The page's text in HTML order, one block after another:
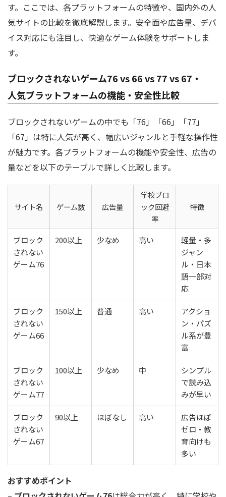
す。ここでは、各プラットフォームの特徴や、国内外の人
気サイトの比較を徹底解説します。安全面や広告量、デバ
イス対応にも注目し、快適なゲーム体験をサポートしま
す。
ブロックされないゲーム76 vs 66 vs 77 vs 67・
人気プラットフォームの機能・安全性比較
ブロックされないゲームの中でも「76」「66」「77」
「67」は特に人気が高く、幅広いジャンルと手軽な操作性
が魅力です。各プラットフォームの機能や安全性、広告の
量などを以下のテーブルで詳しく比較します。
サイト名 ゲーム数 広告量
学校ブロ
ック回避
率
特徴
ブロック
されない
ゲーム76
200以上 少なめ 高い
軽量・多
ジャン
ル・日本
語一部対
応
ブロック
されない
ゲーム66
150以上 普通 高い
アクショ
ン・パズ
ル系が豊
富
ブロック
されない
ゲーム77
100以上 少なめ 中
シンプル
で読み込
みが早い
ブロック
されない
ゲーム67
90以上 ほぼなし 高い
広告ほぼ
ゼロ・教
育向けも
多い
おすすめポイント